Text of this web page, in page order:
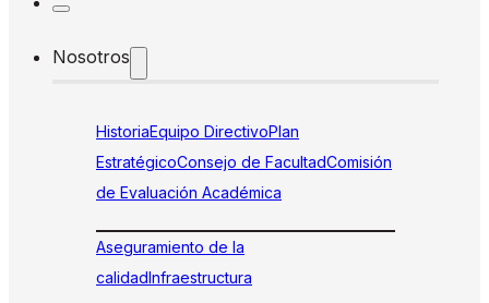
Nosotros
HistoriaEquipo DirectivoPlan
EstratégicoConsejo de FacultadComisión
de Evaluación Académica
Aseguramiento de la
calidadInfraestructura